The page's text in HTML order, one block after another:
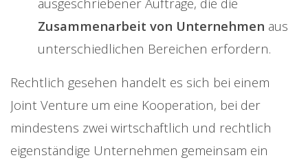
Zusammenarbeit von Unternehmen aus
unterschiedlichen Bereichen erfordern.
Rechtlich gesehen handelt es sich bei einem
Joint Venture um eine Kooperation, bei der
mindestens zwei wirtschaftlich und rechtlich
eigenständige Unternehmen gemeinsam ein